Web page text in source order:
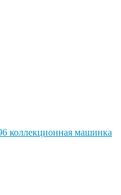
коллекционная машинка